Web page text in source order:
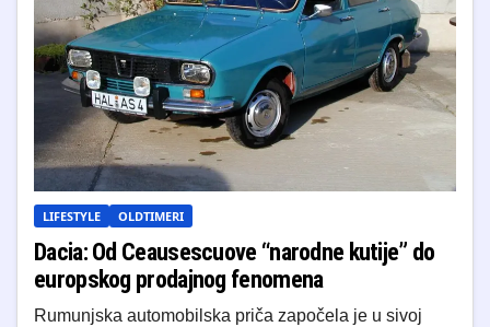
LIFESTYLE OLDTIMERI
Dacia: Od Ceausescuove “narodne kutije” do
europskog prodajnog fenomena
Rumunjska automobilska priča započela je u sivoj